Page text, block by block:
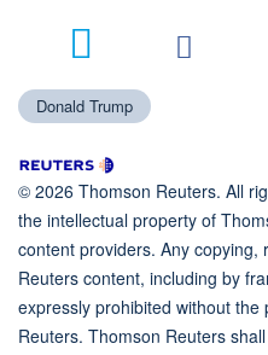
Donald Trump
© 2026 Thomson Reuters. All
the intellectual property of
content providers. Any
Reuters content, including by
expressly prohibited without
Reuters. Thomson Reuters